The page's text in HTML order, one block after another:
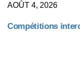
AOÛT 4, 2026
Compétitions